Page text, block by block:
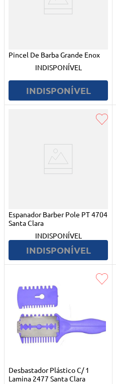
Pincel De Barba Grande Enox
INDISPONÍVEL
INDISPONÍVEL
Espanador Barber Pole PT 4704
Santa Clara
INDISPONÍVEL
INDISPONÍVEL
Desbastador Plástico C/ 1
Lamina 2477 Santa Clara